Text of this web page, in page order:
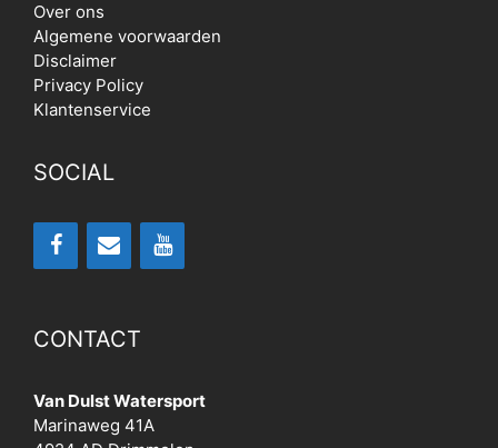
Over ons
Algemene voorwaarden
Disclaimer
Privacy Policy
Klantenservice
SOCIAL
CONTACT
Van Dulst Watersport
Marinaweg 41A